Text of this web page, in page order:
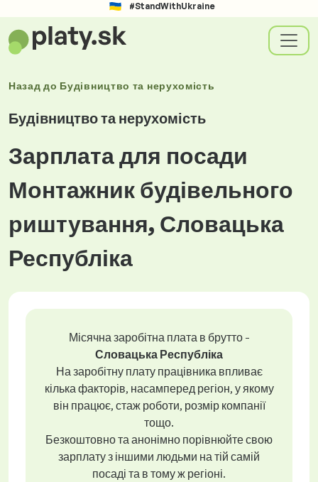
#StandWithUkraine
Назад до Будівництво та нерухомість
Будівництво та нерухомість
Зарплата для посади
Монтажник будівельного
риштування, Словацька
Республіка
Місячна заробітна плата в брутто -
Словацька Республіка
На заробітну плату працівника впливає
кілька факторів, насамперед регіон, у якому
він працює, стаж роботи, розмір компанії
тощо.
Безкоштовно та анонімно порівнюйте свою
зарплату з іншими людьми на тій самій
посаді та в тому ж регіоні.